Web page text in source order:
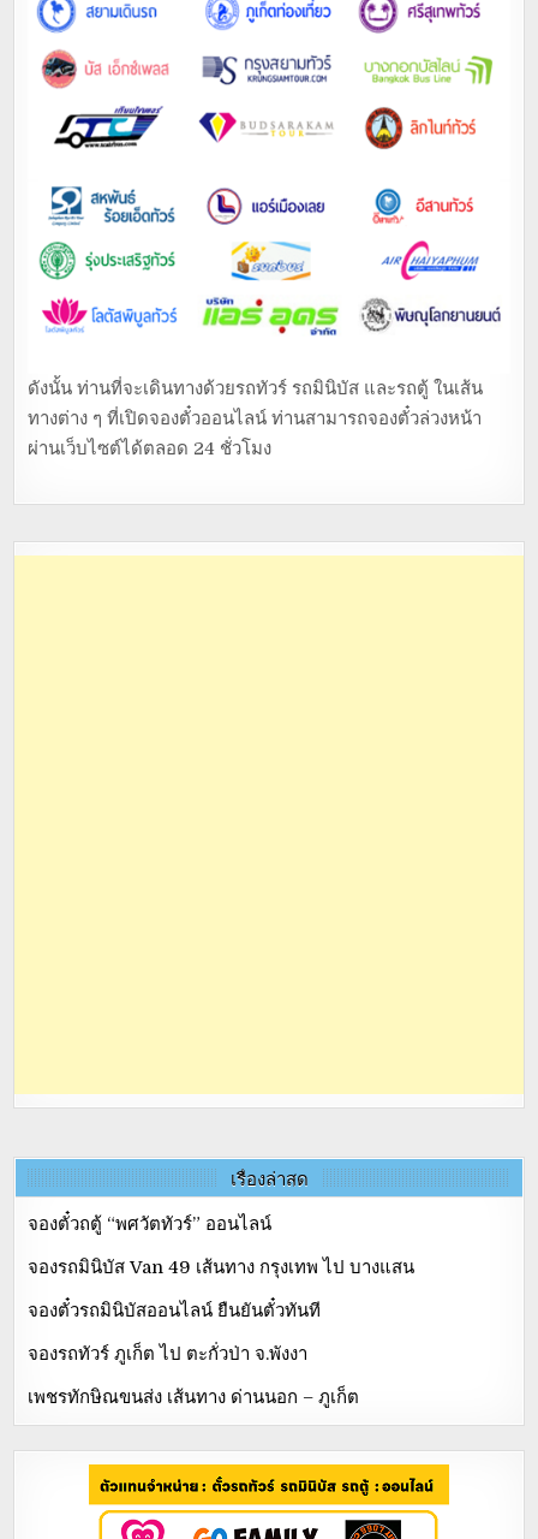
ดังนั้น ท่านที่จะเดินทางด้วยรถทัวร์ รถมินิบัส และรถตู้ ในเส้น
ทางต่าง ๆ ที่เปิดจองตั๋วออนไลน์ ท่านสามารถจองตั๋วล่วงหน้า
ผ่านเว็บไซต์ได้ตลอด 24 ชั่วโมง
เรื่องล่าสุด
จองตั๋วถตู้ “พศวัตทัวร์” ออนไลน์
จองรถมินิบัส Van 49 เส้นทาง กรุงเทพ ไป บางแสน
จองตั๋วรถมินิบัสออนไลน์ ยืนยันตั๋วทันที
จองรถทัวร์ ภูเก็ต ไป ตะกั่วป่า จ.พังงา
เพชรทักษิณขนส่ง เส้นทาง ด่านนอก – ภูเก็ต